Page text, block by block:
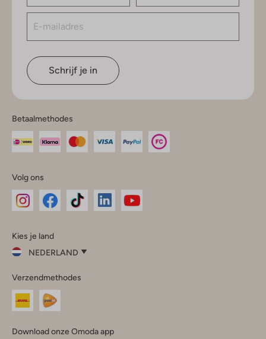
Schrijf je in
Betaalmethodes
Volg ons
InstagramFacebook
Kies je land
NEDERLAND
je
land
Nederland
Verzendmethodes
Download onze Omoda app